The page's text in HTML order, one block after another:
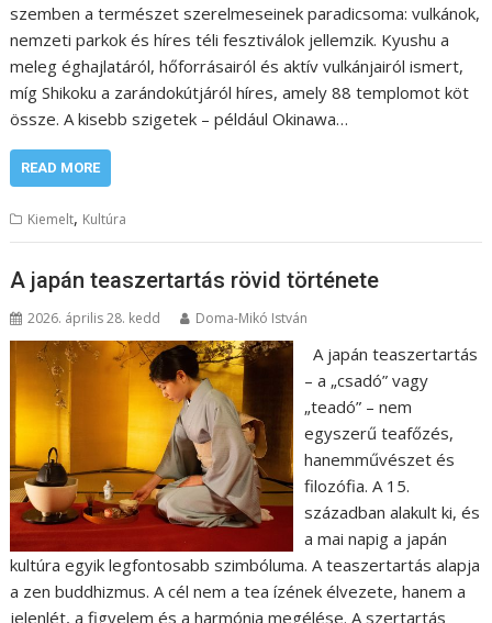
szemben a természet szerelmeseinek paradicsoma: vulkánok,
nemzeti parkok és híres téli fesztiválok jellemzik. Kyushu a
meleg éghajlatáról, hőforrásairól és aktív vulkánjairól ismert,
míg Shikoku a zarándokútjáról híres, amely 88 templomot köt
össze. A kisebb szigetek – például Okinawa…
READ MORE
Kiemelt, Kultúra
A japán teaszertartás rövid története
2026. április 28. kedd Doma-Mikó István
A japán teaszertartás
– a „csadó” vagy
„teadó” – nem
egyszerű teafőzés,
hanemművészet és
filozófia. A 15.
században alakult ki, és
a mai napig a japán
kultúra egyik legfontosabb szimbóluma. A teaszertartás alapja
a zen buddhizmus. A cél nem a tea ízének élvezete, hanem a
jelenlét, a figyelem és a harmónia megélése. A szertartás